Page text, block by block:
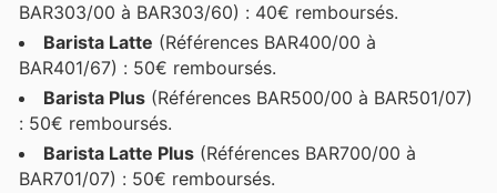
BAR303/00 à BAR303/60) : 40€ remboursés.
Barista Latte (Références BAR400/00 à
BAR401/67) : 50€ remboursés.
Barista Plus (Références BAR500/00 à BAR501/07)
: 50€ remboursés.
Barista Latte Plus (Références BAR700/00 à
BAR701/07) : 50€ remboursés.